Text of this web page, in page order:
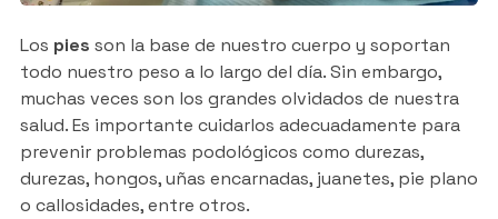
Los pies son la base de nuestro cuerpo y soportan
todo nuestro peso a lo largo del día. Sin embargo,
muchas veces son los grandes olvidados de nuestra
salud. Es importante cuidarlos adecuadamente para
prevenir problemas podológicos como durezas,
durezas, hongos, uñas encarnadas, juanetes, pie plano
o callosidades, entre otros.